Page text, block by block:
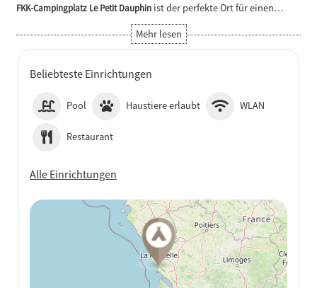
Beliebteste Einrichtungen
Pool Haustiere erlaubt WLAN
Restaurant
Alle Einrichtungen
FKK-Campingplatz Le Petit Dauphin ist der perfekte Ort für einen…